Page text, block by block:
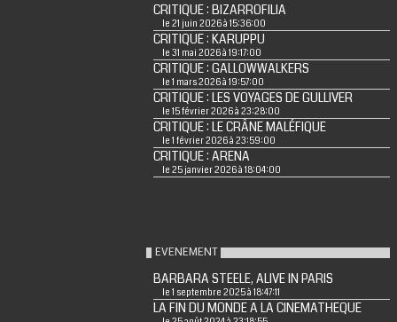
CRITIQUE : BIZARROFILIA
le 21 juin 2026 à 15:36:00
CRITIQUE : KARUPPU
le 31 mai 2026 à 19:17:00
CRITIQUE : GALLOWWALKERS
le 1 mars 2026 à 19:57:00
CRITIQUE : LES VOYAGES DE GULLIVER
le 15 février 2026 à 23:28:00
CRITIQUE : LE CRÂNE MALÉFIQUE
le 1 février 2026 à 23:59:00
CRITIQUE : ARENA
le 25 janvier 2026 à 18:04:00
EVENEMENT
BARBARA STEELE, ALIVE IN PARIS
le 1 septembre 2025 à 18:47:11
LA FIN DU MONDE A LA CINEMATHEQUE